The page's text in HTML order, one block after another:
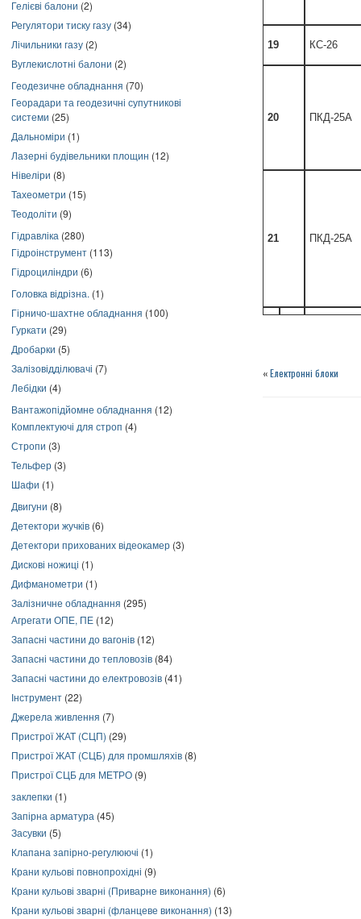
Гелієві балони (2)
Регулятори тиску газу (34)
Лічильники газу (2)
Вуглекислотні балони (2)
Геодезичне обладнання (70)
Георадари та геодезичні супутникові
системи (25)
Дальноміри (1)
Лазерні будівельники площин (12)
Нівеліри (8)
Тахеометри (15)
Теодоліти (9)
Гідравліка (280)
Гідроінструмент (113)
Гідроциліндри (6)
Головка відрізна. (1)
Гірничо-шахтне обладнання (100)
Гуркати (29)
Дробарки (5)
Залізовідділювачі (7)
Лебідки (4)
Вантажопідйомне обладнання (12)
Комплектуючі для строп (4)
Стропи (3)
Тельфер (3)
Шафи (1)
Двигуни (8)
Детектори жучків (6)
Детектори прихованих відеокамер (3)
Дискові ножиці (1)
Дифманометри (1)
Залізничне обладнання (295)
Агрегати ОПЕ, ПЕ (12)
Запасні частини до вагонів (12)
Запасні частини до тепловозів (84)
Запасні частини до електровозів (41)
Інструмент (22)
Джерела живлення (7)
Пристрої ЖАТ (СЦП) (29)
Пристрої ЖАТ (СЦБ) для промшляхів (8)
Пристрої СЦБ для МЕТРО (9)
заклепки (1)
Запірна арматура (45)
Засувки (5)
Клапана запірно-регулюючі (1)
Крани кульові повнопрохідні (9)
Крани кульові зварні (Приварне виконання) (6)
Крани кульові зварні (фланцеве виконання) (13)
19 КС-26
20 ПКД-25А
21 ПКД-25А
«Електронні блоки